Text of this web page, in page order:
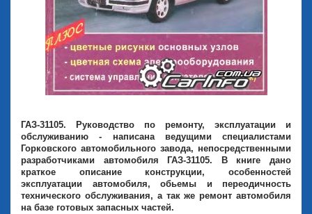
ГАЗ-31105. Руководство по ремонту, эксплуатации и
обслуживанию - написана ведущими специалистами
Горковского автомобильного завода, непосредственными
разработчиками автомобиля ГАЗ-31105. В книге дано
краткое описание конструкции, особенностей
эксплуатации автомобиля, обьемы и переодичность
технического обслуживания, а так же ремонт автомобиля
на базе готовых запасных частей.